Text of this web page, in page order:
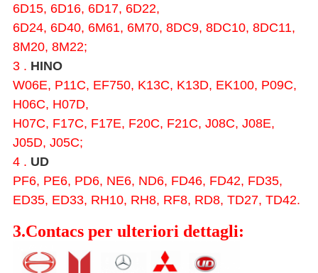
6D15, 6D16, 6D17, 6D22,
6D24, 6D40, 6M61, 6M70, 8DC9, 8DC10, 8DC11,
8M20, 8M22;
3 . HINO
W06E, P11C, EF750, K13C, K13D, EK100, P09C,
H06C, H07D,
H07C, F17C, F17E, F20C, F21C, J08C, J08E,
J05D, J05C;
4 . UD
PF6, PE6, PD6, NE6, ND6, FD46, FD42, FD35,
ED35, ED33, RH10, RH8, RF8, RD8, TD27, TD42.
3.Contacs per ulteriori dettagli: